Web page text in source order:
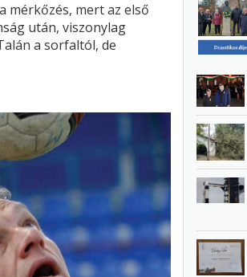
mérkőzés, mert az első
után, viszonylag
a sorfaltól, de
a vereség.